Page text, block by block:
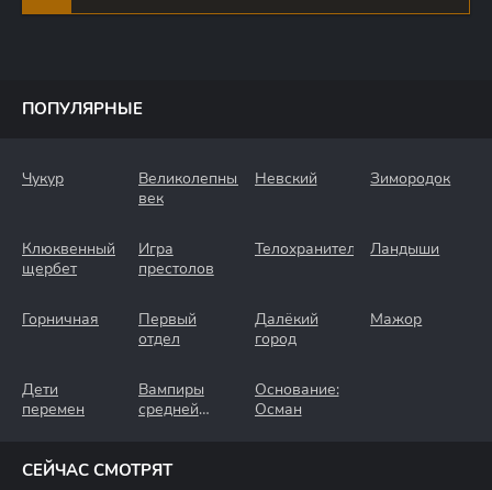
ПОПУЛЯРНЫЕ
Чукур
Великолепный
век
Невский Зимородок
Клюквенный
щербет
Игра
престолов
Телохранители Ландыши
Горничная
Первый
отдел
Далёкий
город
Мажор
Дети
перемен
Вампиры
средней
Основание:
Осман
СЕЙЧАС СМОТРЯТ